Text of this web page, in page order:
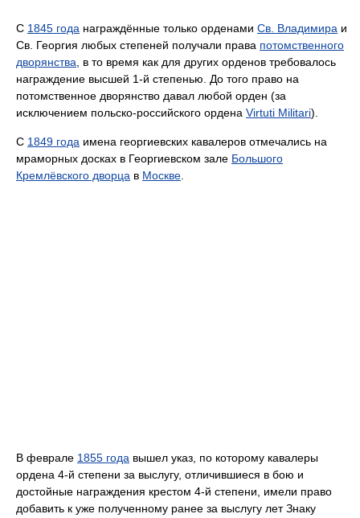
С 1845 года награждённые только орденами Св. Владимира и
Св. Георгия любых степеней получали права потомственного
дворянства , в то время как для других орденов требовалось
награждение высшей 1-й степенью. До того право на
потомственное дворянство давал любой орден (за
исключением польско-российского ордена Virtuti Militari).
С 1849 года имена георгиевских кавалеров отмечались на
мраморных досках в Георгиевском зале Большого
Кремлёвского дворца в Москве
В феврале 1855 года вышел указ, по которому кавалеры
ордена 4-й степени за выслугу, отличившиеся в бою и
достойные награждения крестом 4-й степени, имели право
добавить к уже полученному ранее за выслугу лет Знаку